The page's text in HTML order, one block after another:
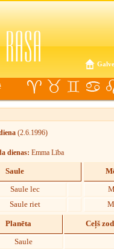
(2.6.1996)
dienas: Emma Lība
Saule
Saule lec
Saule riet
Planēta Ceļš
Saule